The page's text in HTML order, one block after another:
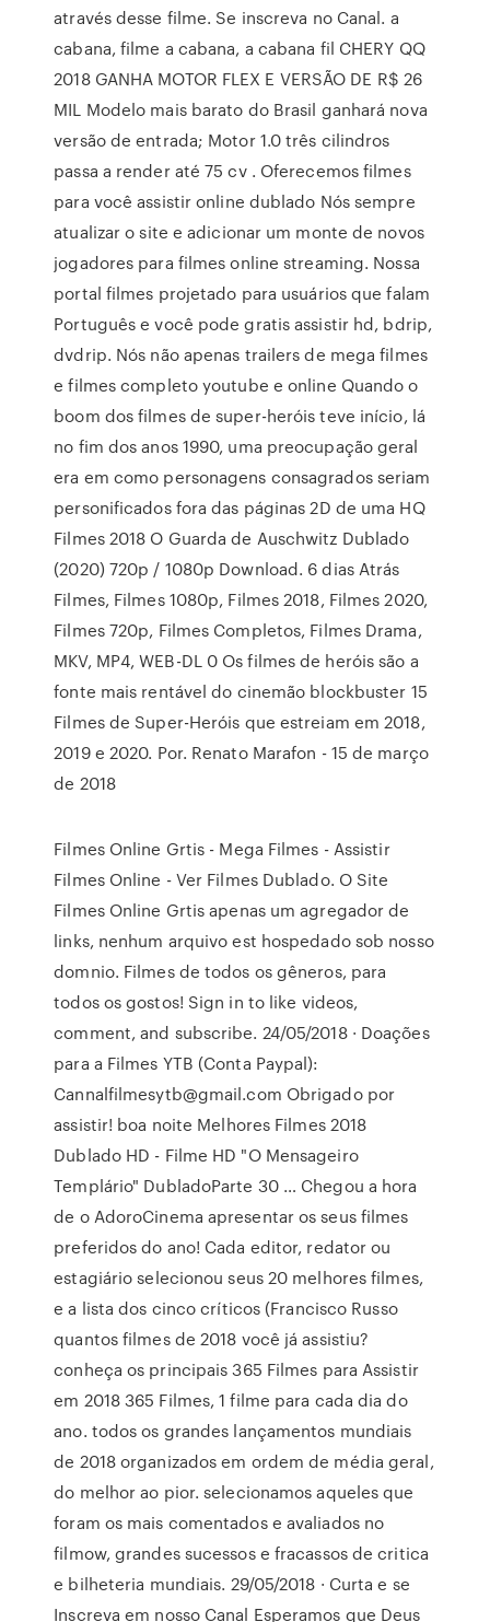
através desse filme. Se inscreva no Canal. a
cabana, filme a cabana, a cabana fil CHERY QQ
2018 GANHA MOTOR FLEX E VERSÃO DE R$ 26
MIL Modelo mais barato do Brasil ganhará nova
versão de entrada; Motor 1.0 três cilindros
passa a render até 75 cv . Oferecemos filmes
para você assistir online dublado Nós sempre
atualizar o site e adicionar um monte de novos
jogadores para filmes online streaming. Nossa
portal filmes projetado para usuários que falam
Português e você pode gratis assistir hd, bdrip,
dvdrip. Nós não apenas trailers de mega filmes
e filmes completo youtube e online Quando o
boom dos filmes de super-heróis teve início, lá
no fim dos anos 1990, uma preocupação geral
era em como personagens consagrados seriam
personificados fora das páginas 2D de uma HQ
Filmes 2018 O Guarda de Auschwitz Dublado
(2020) 720p / 1080p Download. 6 dias Atrás
Filmes, Filmes 1080p, Filmes 2018, Filmes 2020,
Filmes 720p, Filmes Completos, Filmes Drama,
MKV, MP4, WEB-DL 0 Os filmes de heróis são a
fonte mais rentável do cinemão blockbuster 15
Filmes de Super-Heróis que estreiam em 2018,
2019 e 2020. Por. Renato Marafon - 15 de março
de 2018
Filmes Online Grtis - Mega Filmes - Assistir
Filmes Online - Ver Filmes Dublado. O Site
Filmes Online Grtis apenas um agregador de
links, nenhum arquivo est hospedado sob nosso
domnio. Filmes de todos os gêneros, para
todos os gostos! Sign in to like videos,
comment, and subscribe. 24/05/2018 · Doações
para a Filmes YTB (Conta Paypal):
Cannalfilmesytb@gmail.com Obrigado por
assistir! boa noite Melhores Filmes 2018
Dublado HD - Filme HD "O Mensageiro
Templário" DubladoParte 30 … Chegou a hora
de o AdoroCinema apresentar os seus filmes
preferidos do ano! Cada editor, redator ou
estagiário selecionou seus 20 melhores filmes,
e a lista dos cinco críticos (Francisco Russo
quantos filmes de 2018 você já assistiu?
conheça os principais 365 Filmes para Assistir
em 2018 365 Filmes, 1 filme para cada dia do
ano. todos os grandes lançamentos mundiais
de 2018 organizados em ordem de média geral,
do melhor ao pior. selecionamos aqueles que
foram os mais comentados e avaliados no
filmow, grandes sucessos e fracassos de critica
e bilheteria mundiais. 29/05/2018 · Curta e se
Inscreva em nosso Canal ️Esperamos que Deus